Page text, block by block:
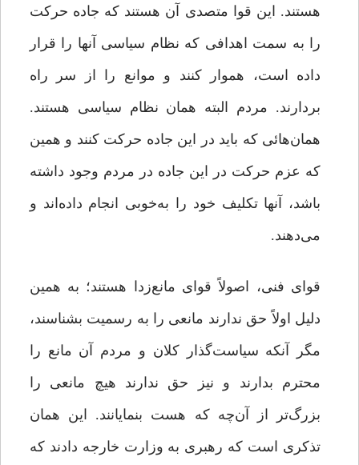
هستند. این قوا متصدی آن هستند که جاده حرکت
را به سمت اهدافی که نظام سیاسی آنها را قرار
داده است، هموار کنند و موانع را از سر راه
بردارند. مردم البته همان نظام سیاسی هستند.
همان‌هائی که باید در این جاده حرکت کنند و همین‌
که عزم حرکت در این جاده در مردم وجود داشته
باشد، آنها تکلیف خود را به‌خوبی انجام داده‌اند و
می‌دهند.
قوای فنی، اصولاً قوای مانع‌زدا هستند؛ به همین
دلیل اولاً حق ندارند مانعی را به رسمیت بشناسند،
مگر آنکه سیاست‌گذار کلان و مردم آن مانع را
محترم بدارند و نیز حق ندارند هیچ مانعی را
بزرگ‌تر از آن‌چه که هست بنمایانند. این همان
تذکری است که رهبری به وزارت خارجه دادند که